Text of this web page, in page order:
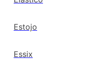
Estojo
Essix